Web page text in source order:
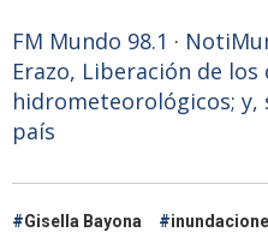
FM Mundo 98.1 ·
Erazo, Liberación de los
hidrometeorológicos; y,
país
Gisella Bayona